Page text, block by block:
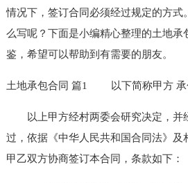
情况下，签订合同必须经过规定的方式
么写呢？下面是小编精心整理的土地承
鉴，希望可以帮助到有需要的朋友。
土地承包合同 篇1 以下简称甲方
以上甲方经村两委会研究决定，并
过，依据《中华人民共和国合同法》及
甲乙双方协商签订本合同，条款如下：